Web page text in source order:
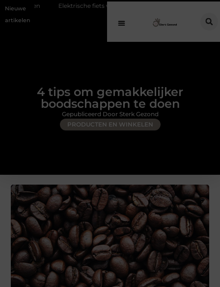
Nieuwe
artikelen
Elektrische fiets verzekeren: voorkom hoge kosten bij diefstal en schade
4 tips om gemakkelijker
boodschappen te doen
PRODUCTEN EN WINKELEN
Gepubliceerd Door Sterk Gezond